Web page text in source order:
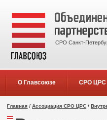
СРО Санкт-
О Главсоюзе СРО ЦРС
Главная / Ассоциация СРО ЦРС /